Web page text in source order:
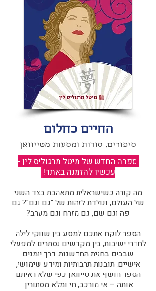
החיים כחלום
סיפורים, סודות ומסעות מטייוואן
ספרה החדש של מיטל מרגוליס לין -
עכשיו להזמנה באתר!
מה קורה כשישראלית מתאהבת בצד השני
של העולם, ונולדת לזהות של "גם וגם"? גם
פה וגם שם, גם מזרח וגם מערב?​​
הספר לוקח אתכם למסע בין שווקי לילה
לחדרי ישיבות, בין מקדשים נסתרים למפעלי
שבבים בחזית החדשנות. דרך יומנים
אישיים, תובנות תרבותיות ומידע שימושי,
הספר חושף את טייוואן כפי שלא ראיתם
אותה – אי מורכב, חי ומלא מסתורין.